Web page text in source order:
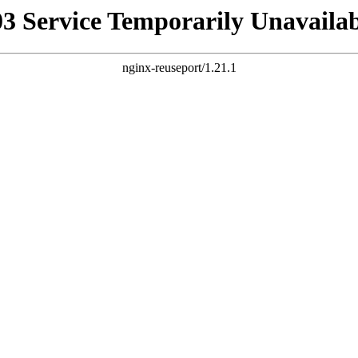
Service Temporarily
nginx-reuseport/1.21.1